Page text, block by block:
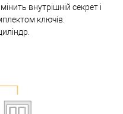
внутрішній секрет і
ключів.